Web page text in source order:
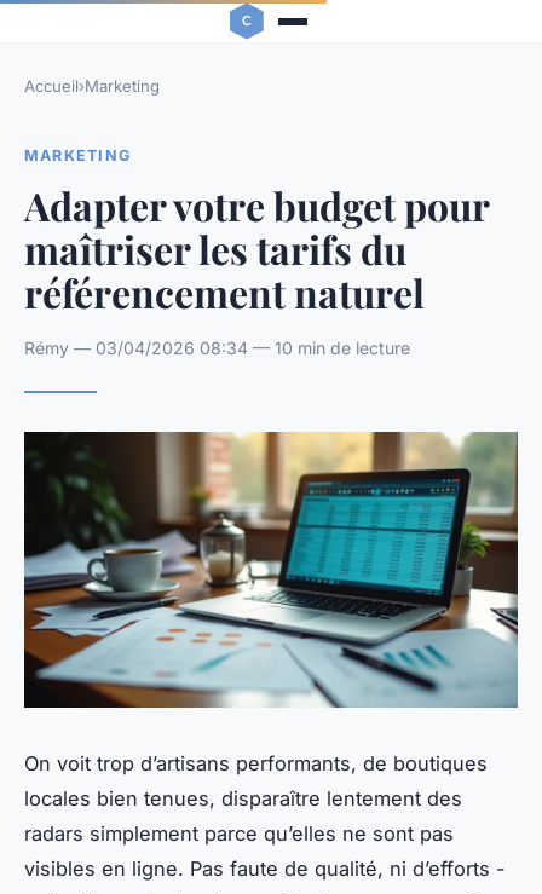
Accueil›Marketing
MARKETING
Adapter votre budget pour
maîtriser les tarifs du
référencement naturel
Rémy — 03/04/2026 08:34 — 10 min de lecture
On voit trop d’artisans performants, de boutiques
locales bien tenues, disparaître lentement des
radars simplement parce qu’elles ne sont pas
visibles en ligne. Pas faute de qualité, ni d’efforts -